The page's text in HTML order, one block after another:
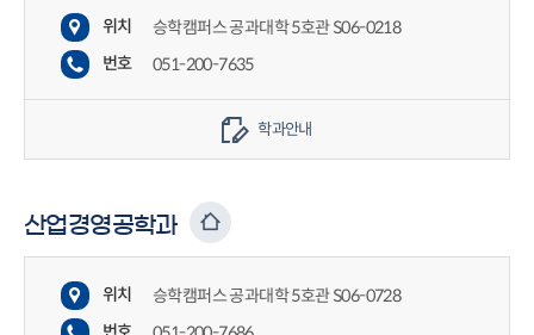
위치
승학캠퍼스 공과대학 5호관 S06-0218
번호
051-200-7635
학과안내
산업경영공학과
위치
승학캠퍼스 공과대학 5호관 S06-0728